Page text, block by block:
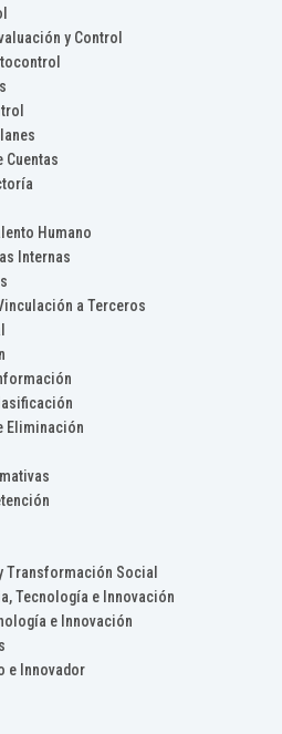
y Control
Cuentas
Humano
Internas
a Terceros
Eliminación
Transformación Social
Tecnología e Innovación
e Innovación
e Innovador